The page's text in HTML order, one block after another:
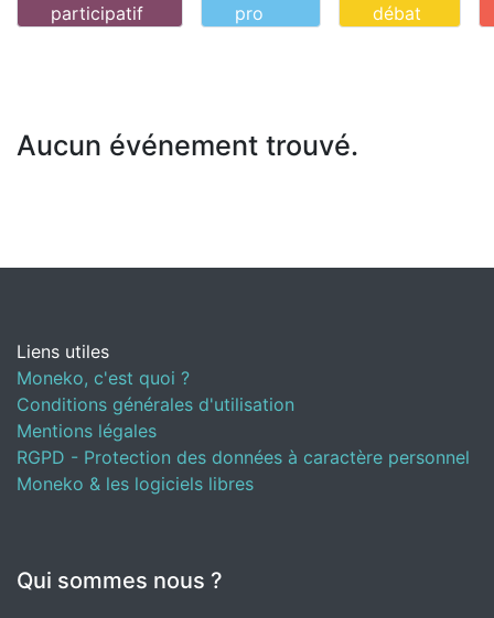
participatif
pro
débat
Aucun événement trouvé.
Liens utiles
Moneko, c'est quoi ?
Conditions générales d'utilisation
Mentions légales
RGPD - Protection des données à caractère personnel
Moneko & les logiciels libres
Qui sommes nous ?